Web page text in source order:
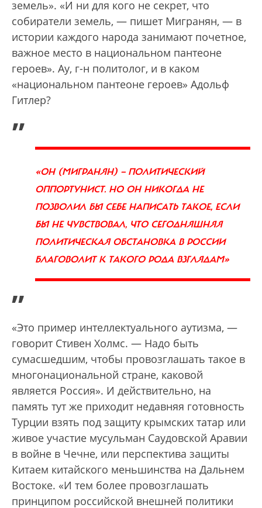
земель». «И ни для кого не секрет, что
собиратели земель, — пишет Мигранян, — в
истории каждого народа занимают почетное,
важное место в национальном пантеоне
героев». Ау, г-н политолог, и в каком
«национальном пантеоне героев» Адольф
Гитлер?
„
«ОН (МИГРАНЯН) — ПОЛИТИЧЕСКИЙ
ОППОРТУНИСТ. НО ОН НИКОГДА НЕ
ПОЗВОЛИЛ БЫ СЕБЕ НАПИСАТЬ ТАКОЕ, ЕСЛИ
БЫ НЕ ЧУВСТВОВАЛ, ЧТО СЕГОДНЯШНЯЯ
ПОЛИТИЧЕСКАЯ ОБСТАНОВКА В РОССИИ
БЛАГОВОЛИТ К ТАКОГО РОДА ВЗГЛЯДАМ»
”
«Это пример интеллектуального аутизма, —
говорит Стивен Холмс. — Надо быть
сумасшедшим, чтобы провозглашать такое в
многонациональной стране, каковой
является Россия». И действительно, на
память тут же приходит недавняя готовность
Турции взять под защиту крымских татар или
живое участие мусульман Саудовской Аравии
в войне в Чечне, или перспектива защиты
Китаем китайского меньшинства на Дальнем
Востоке. «И тем более провозглашать
принципом российской внешней политики